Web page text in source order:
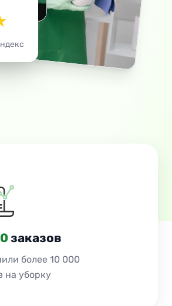
заказов
более 10 000
на уборку